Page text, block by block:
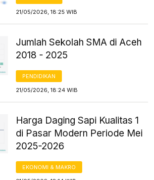
21/05/2026, 18:25 WIB
Jumlah Sekolah SMA di Aceh
2018 - 2025
PENDIDIKAN
21/05/2026, 18:24 WIB
Harga Daging Sapi Kualitas 1
di Pasar Modern Periode Mei
2025-2026
EKONOMI & MAKRO